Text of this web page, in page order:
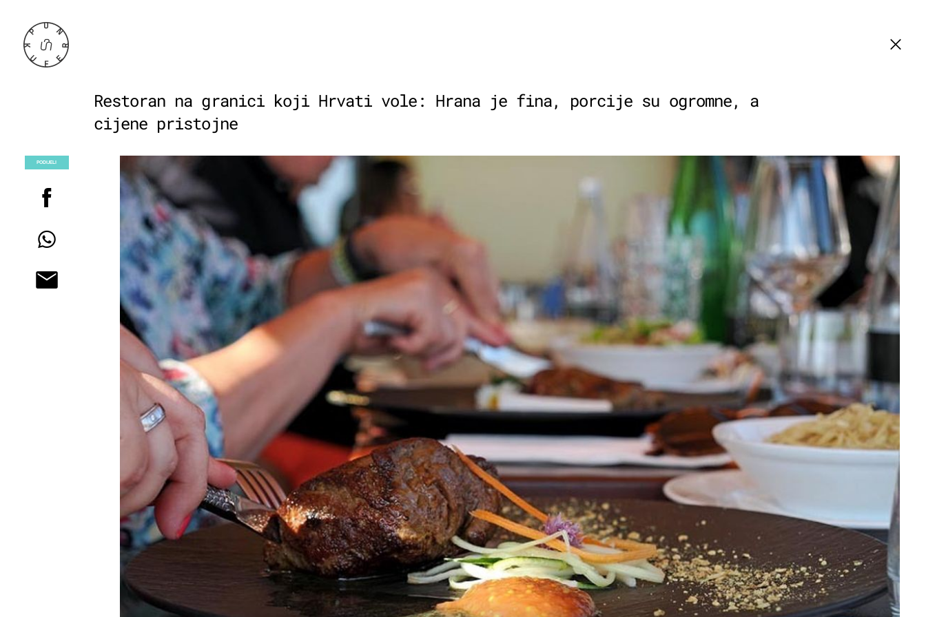
Restoran na granici koji Hrvati vole: Hrana je fina, porcije su ogromne, a
cijene pristojne
PODIJELI
POGLEDAJ
+12
CANTILLY GARDEN
Samoborski restoran u zelenilu koji
lokalne okuse podiže na novu razinu
+52
TAMAN ZA IZLET
Dođite žedni i gladni: Zagorske adrese
na kojima se fino pije i jede
+45
KAKVO OTKRIĆE!
Vjerojatno najuzbudljivija gostilna
Slovenije: Fantastična hrana i
domaćini zbog kojih vrijedi prijeći
granicu